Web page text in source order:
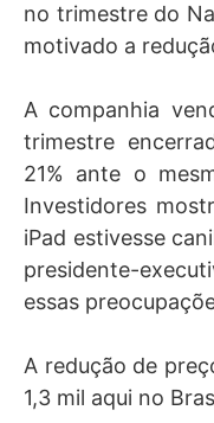
no trimestre do
motivado a
A companhia
trimestre
21% ante o
Investidores
iPad estivesse
presidente-
essas
A redução de
1,3 mil aqui no